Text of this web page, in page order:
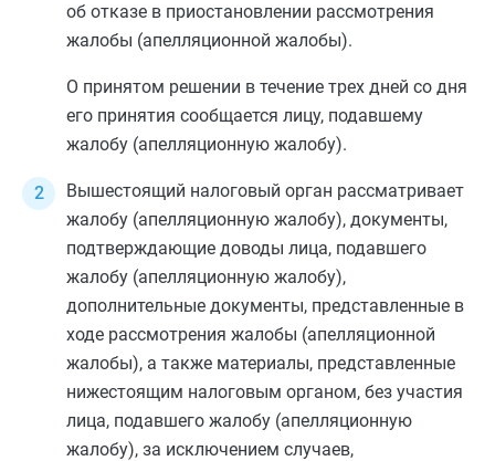
об отказе в приостановлении рассмотрения
жалобы (апелляционной жалобы).
О принятом решении в течение трех дней со дня
его принятия сообщается лицу, подавшему
жалобу (апелляционную жалобу).
Вышестоящий налоговый орган рассматривает
жалобу (апелляционную жалобу), документы,
подтверждающие доводы лица, подавшего
жалобу (апелляционную жалобу),
дополнительные документы, представленные в
ходе рассмотрения жалобы (апелляционной
жалобы), а также материалы, представленные
нижестоящим налоговым органом, без участия
лица, подавшего жалобу (апелляционную
жалобу), за исключением случаев,